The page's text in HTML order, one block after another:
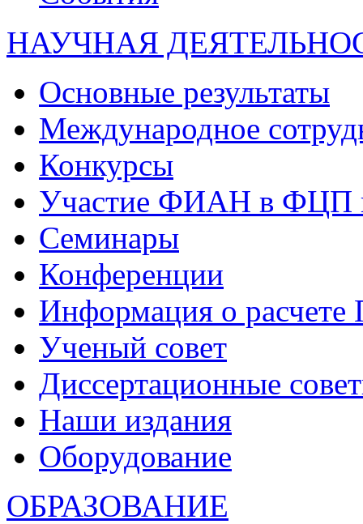
НАУЧНАЯ
Основные результаты
Международное
Конкурсы
Участие ФИАН в ФЦП
Семинары
Конференции
Информация о
Ученый совет
Диссертационные
Наши издания
Оборудование
ОБРАЗОВАНИЕ